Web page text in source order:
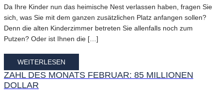
Da Ihre Kinder nun das heimische Nest verlassen haben, fragen Sie
sich, was Sie mit dem ganzen zusätzlichen Platz anfangen sollen?
Denn die alten Kinderzimmer betreten Sie allenfalls noch zum
Putzen? Oder ist Ihnen die […]
WEITERLESEN
ZAHL DES MONATS FEBRUAR: 85 MILLIONEN
DOLLAR